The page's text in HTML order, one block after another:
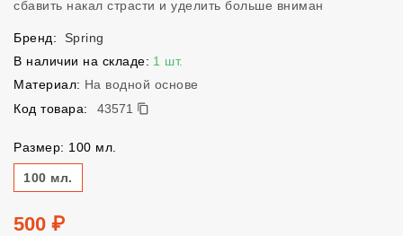
сбавить накал страсти и уделить больше вниман
Бренд:
Spring
В наличии на складе: 1 шт.
Материал: На водной основе
Код товара:
43571
43571
Размер: 100 мл.
Размер
100 мл.
Цена
500 ₽